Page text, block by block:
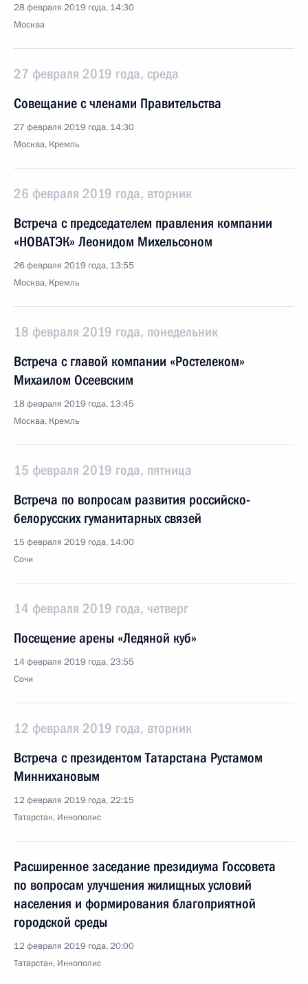
28 февраля 2019 года, 14:30
Москва
27 февраля 2019 года, среда
Совещание с членами Правительства
27 февраля 2019 года, 14:30
Москва, Кремль
26 февраля 2019 года, вторник
Встреча с председателем правления компании
«НОВАТЭК» Леонидом Михельсоном
26 февраля 2019 года, 13:55
Москва, Кремль
18 февраля 2019 года, понедельник
Встреча с главой компании «Ростелеком»
Михаилом Осеевским
18 февраля 2019 года, 13:45
Москва, Кремль
15 февраля 2019 года, пятница
Встреча по вопросам развития российско-
белорусских гуманитарных связей
15 февраля 2019 года, 14:00
Сочи
14 февраля 2019 года, четверг
Посещение арены «Ледяной куб»
14 февраля 2019 года, 23:55
Сочи
12 февраля 2019 года, вторник
Встреча с президентом Татарстана Рустамом
Миннихановым
12 февраля 2019 года, 22:15
Татарстан, Иннополис
Расширенное заседание президиума Госсовета
по вопросам улучшения жилищных условий
населения и формирования благоприятной
городской среды
12 февраля 2019 года, 20:00
Татарстан, Иннополис